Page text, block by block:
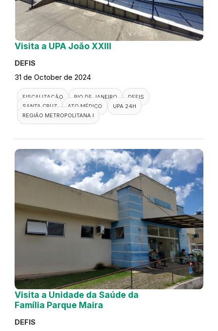
Visita a UPA João XXIII
DEFIS
31 de October de 2024
FISCALIZAÇÃO RIO DE JANEIRO
DEFIS
SANTA CRUZ
ATO MÉDICO
UPA 24H
REGIÃO METROPOLITANA I
Visita a Unidade da Saúde da
Família Parque Maira
DEFIS